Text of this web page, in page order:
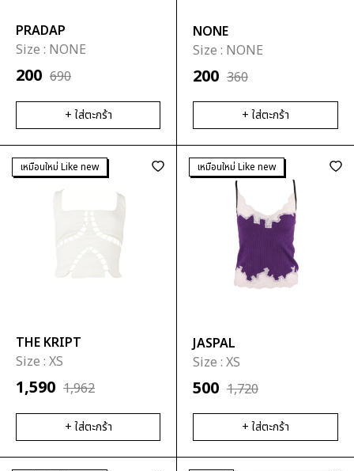
PRADAP
Size : NONE
200 690
+ ใส่ตะกร้า
NONE
Size : NONE
200 360
+ ใส่ตะกร้า
เหมือนใหม่ Like new
THE KRIPT
Size : XS
1,590 1,962
+ ใส่ตะกร้า
เหมือนใหม่ Like new
JASPAL
Size : XS
500 1,720
+ ใส่ตะกร้า